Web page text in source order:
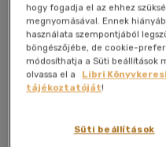
Kívánságlistához adom
hogy fogadja el az ehhez
megnyomásával. Ennek
használata szempontjából
böngészőjébe, de cookie-
módosíthatja a Süti beállítások
olvassa el a
Libri
tájékoztatóját!
Süti beállítások